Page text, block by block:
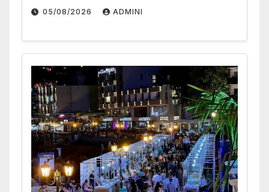
05/08/2026 ADMINI